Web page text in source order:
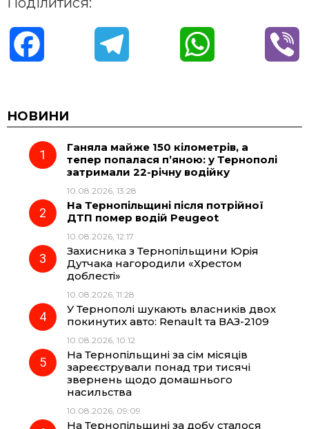
c
e
o
o
e
r
a
t
A
p
НОВИНИ
Ганяла майже 150 кілометрів, а
тепер попалася п’яною: у Тернополі
затримали 22-річну водійку
10.08.2026, 13:28
На Тернопільщині після потрійної
ДТП помер водій Peugeot
10.08.2026, 12:17
Захисника з Тернопільщини Юрія
Дутчака нагородили «Хрестом
доблесті»
10.08.2026, 11:28
У Тернополі шукають власників двох
покинутих авто: Renault та ВАЗ-2109
10.08.2026, 10:12
На Тернопільщині за сім місяців
зареєстрували понад три тисячі
звернень щодо домашнього
насильства
10.08.2026, 09:09
На Тернопільщині за добу сталося